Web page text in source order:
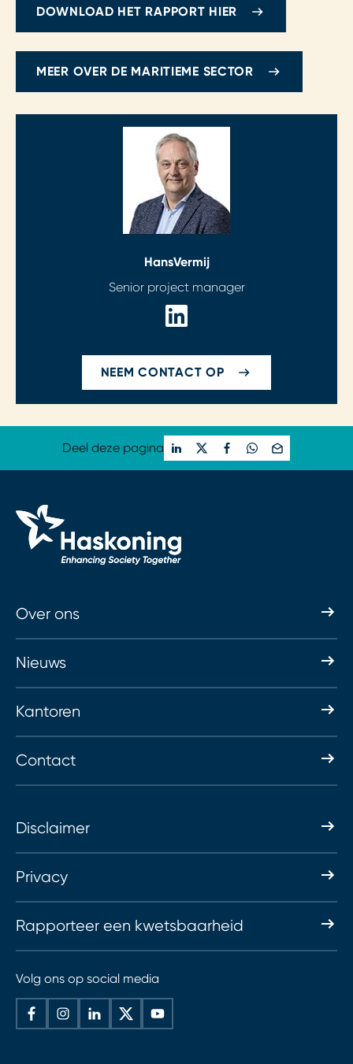
DOWNLOAD HET RAPPORT HIER
MEER OVER DE MARITIEME SECTOR
HansVermij
Senior project manager
NEEM CONTACT OP
Deel deze pagina
Over ons
Nieuws
Kantoren
Contact
Disclaimer
Privacy
Rapporteer een kwetsbaarheid
Volg ons op social media